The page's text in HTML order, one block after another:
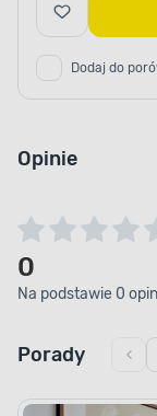
Dodaj do
Opinie
0
Na podstawie 0
Porady